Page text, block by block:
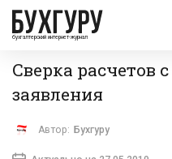
бухгалтерский интернет-журнал
Сверка расчетов
заявления
Автор: Бухгуру